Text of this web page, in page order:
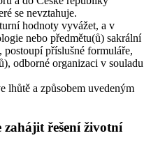
se nevztahuje.
hodnoty vyvážet, a v
nebo předmětu(ů) sakrální
příslušné formuláře,
odborné organizaci v souladu
lhůtě a způsobem uvedeným
zahájit řešení životní